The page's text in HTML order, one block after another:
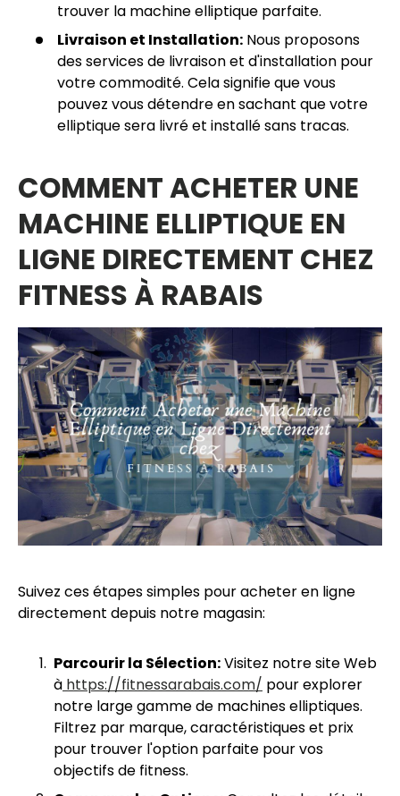
trouver la machine elliptique parfaite.
Livraison et Installation: Nous proposons
des services de livraison et d'installation pour
votre commodité. Cela signifie que vous
pouvez vous détendre en sachant que votre
elliptique sera livré et installé sans tracas.
COMMENT ACHETER UNE
MACHINE ELLIPTIQUE EN
LIGNE DIRECTEMENT CHEZ
FITNESS À RABAIS
Suivez ces étapes simples pour acheter en ligne
directement depuis notre magasin:
Parcourir la Sélection:Visitez notre site Web
à https://fitnessarabais.com/ pour explorer
notre large gamme de machines elliptiques.
Filtrez par marque, caractéristiques et prix
pour trouver l'option parfaite pour vos
objectifs de fitness.